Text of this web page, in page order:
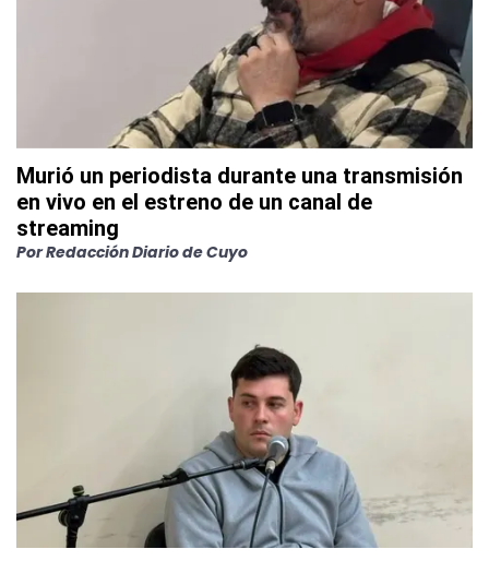
Murió un periodista durante una transmisión
en vivo en el estreno de un canal de
streaming
PorRedacción Diario de Cuyo